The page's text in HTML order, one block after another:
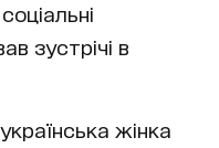
зустрічі в
жінка